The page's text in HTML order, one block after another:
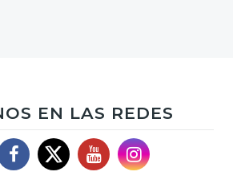
EN LAS REDES
X YouTubeInstagram